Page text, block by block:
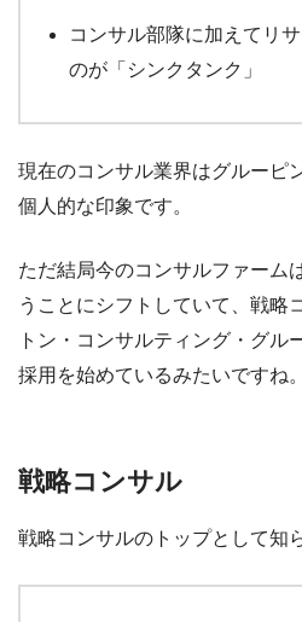
コンサル部隊に加えてリ
のが「シンクタンク」
現在のコンサル業界はグルーピ
個人的な印象です。
ただ結局今のコンサルファーム
うことにシフトしていて、戦略
トン・コンサルティング・グル
採用を始めているみたいですね。
戦略コンサル
戦略コンサルのトップとして知